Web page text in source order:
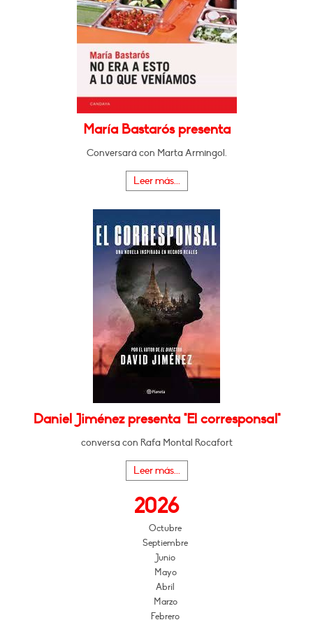
María Bastarós presenta
Conversará con Marta Armingol.
Leer más...
Daniel Jiménez presenta "El corresponsal"
conversa con Rafa Montal Rocafort
Leer más...
2026
Octubre
Septiembre
Junio
Mayo
Abril
Marzo
Febrero